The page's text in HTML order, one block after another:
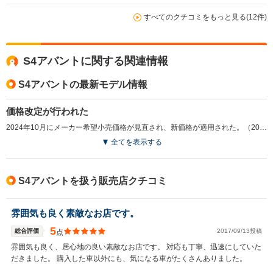
すべてのクチコミをもっと見る(12件)
S4アバントに関する関連情報
S4アバントの最新モデル情報
価格改定が行われた
2024年10月にメーカー希望小売価格が見直され、新価格が適用された。（2024.10）
全てを表示する
S4アバントを扱う販売店クチコミ
雰囲気も良く素敵なお店です。
総合評価 5点 2017/09/13投稿
雰囲気も良く、居心地の良い素敵なお店です。 対応も丁寧、迅速にしていた
だきました。 購入した車以外にも、気になる車がたくさんありました。